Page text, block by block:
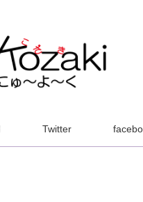
Twitter